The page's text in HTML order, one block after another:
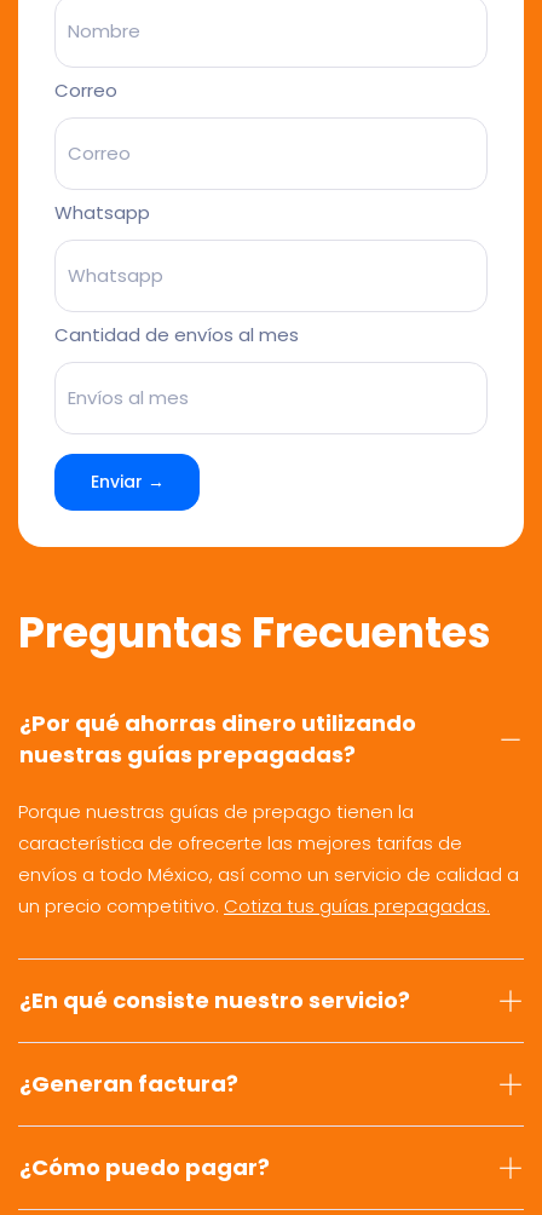
Correo
Whatsapp
Cantidad de envíos al mes
Enviar →
Preguntas Frecuentes
¿Por qué ahorras dinero utilizando
nuestras guías prepagadas?
Porque nuestras guías de prepago tienen la
característica de ofrecerte las mejores tarifas de
envíos a todo México, así como un servicio de calidad a
un precio competitivo. Cotiza tus guías prepagadas.
¿En qué consiste nuestro servicio?
¿Generan factura?
¿Cómo puedo pagar?